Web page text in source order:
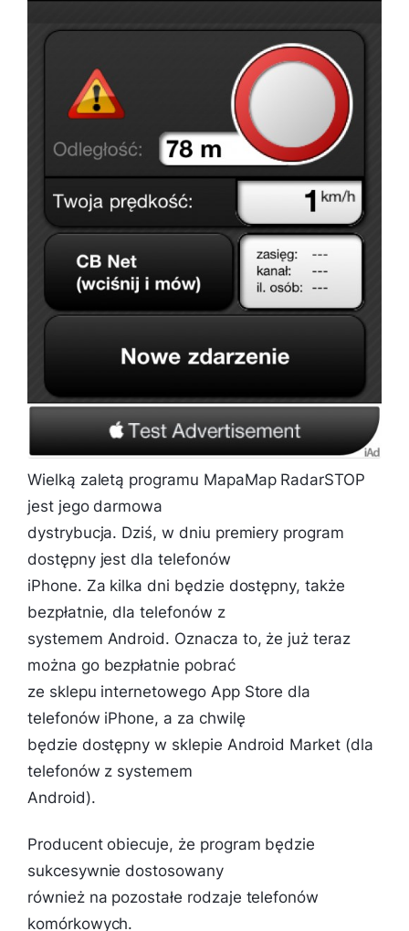
Wielką zaletą programu MapaMap RadarSTOP
jest jego darmowa
dystrybucja. Dziś, w dniu premiery program
dostępny jest dla telefonów
iPhone. Za kilka dni będzie dostępny, także
bezpłatnie, dla telefonów z
systemem Android. Oznacza to, że już teraz
można go bezpłatnie pobrać
ze sklepu internetowego App Store dla
telefonów iPhone, a za chwilę
będzie dostępny w sklepie Android Market (dla
telefonów z systemem
Android).
Producent obiecuje, że program będzie
sukcesywnie dostosowany
również na pozostałe rodzaje telefonów
komórkowych.